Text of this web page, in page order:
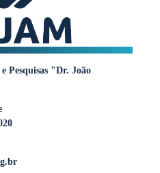
Pesquisas "Dr. João